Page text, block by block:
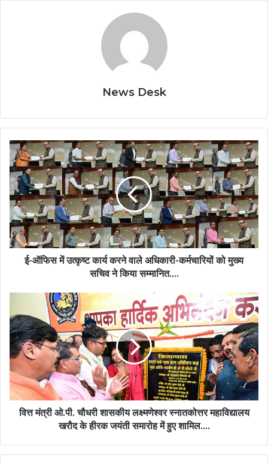
News Desk
ई-
ऑफिस
में
उत्कृष्ट
कार्य
करने
वाले
अधिकारी-
कर्मचारियों
सम्मानित….
ई-ऑफिस में उत्कृष्ट कार्य करने वाले अधिकारी-कर्मचारियों को मुख्य
सचिव ने किया सम्मानित….
ओ.पी.
चौधरी
शासकीय
लक्ष्मणेश्वर
स्नातकोत्तर
महाविद्यालय
खरौद
वित्त मंत्री ओ.पी. चौधरी शासकीय लक्ष्मणेश्वर स्नातकोत्तर महाविद्यालय
खरौद के हीरक जयंती समारोह में हुए शामिल….